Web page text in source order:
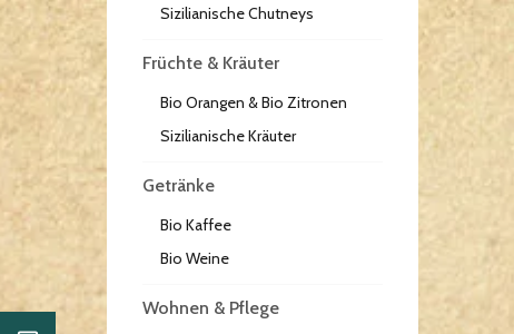
Sizilianische Chutneys
Früchte & Kräuter
Bio Orangen & Bio Zitronen
Sizilianische Kräuter
Getränke
Bio Kaffee
Bio Weine
Wohnen & Pflege